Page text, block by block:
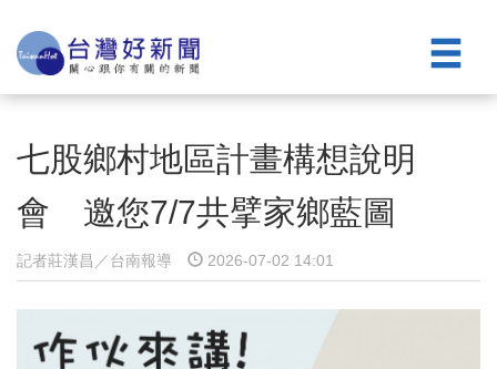
七股鄉村地區計畫構想說明
會 邀您7/7共擘家鄉藍圖
記者莊漢昌／台南報導 2026-07-02 14:01